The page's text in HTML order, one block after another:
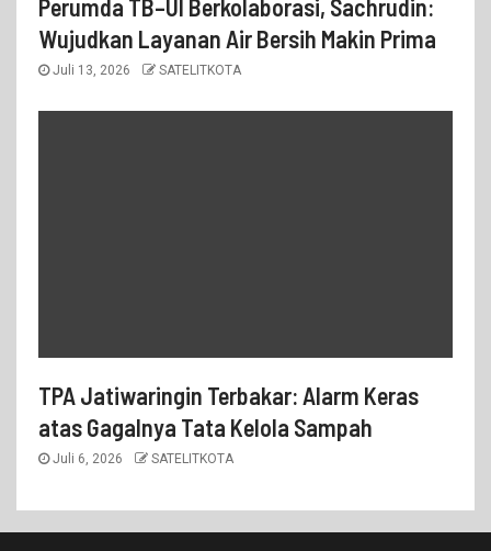
Perumda TB–UI Berkolaborasi, Sachrudin:
Wujudkan Layanan Air Bersih Makin Prima
Juli 13, 2026 SATELITKOTA
TPA Jatiwaringin Terbakar: Alarm Keras
atas Gagalnya Tata Kelola Sampah
Juli 6, 2026 SATELITKOTA